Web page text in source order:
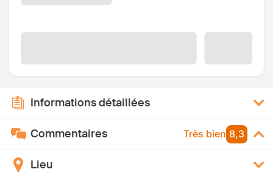
Informations détaillées
Commentaires Très bien 8,3
Lieu